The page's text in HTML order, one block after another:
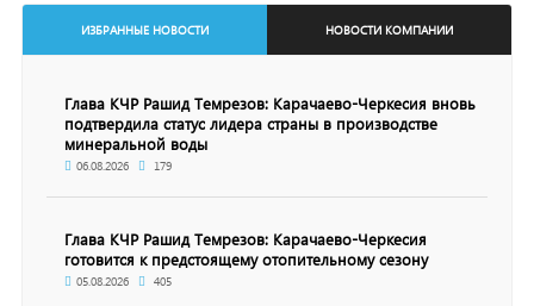
ИЗБРАННЫЕ НОВОСТИ НОВОСТИ КОМПАНИИ
Глава КЧР Рашид Темрезов: Карачаево-Черкесия вновь
подтвердила статус лидера страны в производстве
минеральной воды
06.08.2026 179
Глава КЧР Рашид Темрезов: Карачаево-Черкесия
готовится к предстоящему отопительному сезону
05.08.2026 405